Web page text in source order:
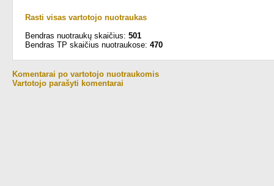
Rasti visas vartotojo nuotraukas
Bendras nuotraukų skaičius: 501
Bendras TP skaičius nuotraukose: 470
Komentarai po vartotojo nuotraukomis
Vartotojo parašyti komentarai